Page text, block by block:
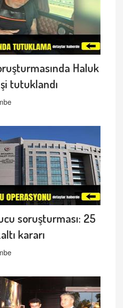
Haluk
tutuklandı
soruşturması: 25
kararı